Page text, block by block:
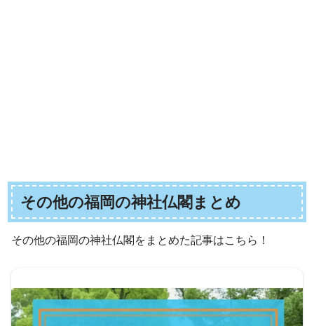
その他の福岡の神社仏閣まとめ
その他の福岡の神社仏閣をまとめた記事はこちら！